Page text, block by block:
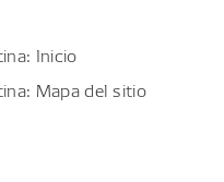
Inicio
Mapa del sitio